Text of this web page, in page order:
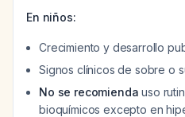
En niños:
Crecimiento y desarrollo
Signos clínicos de sobre o
No se recomienda uso
bioquímicos excepto en